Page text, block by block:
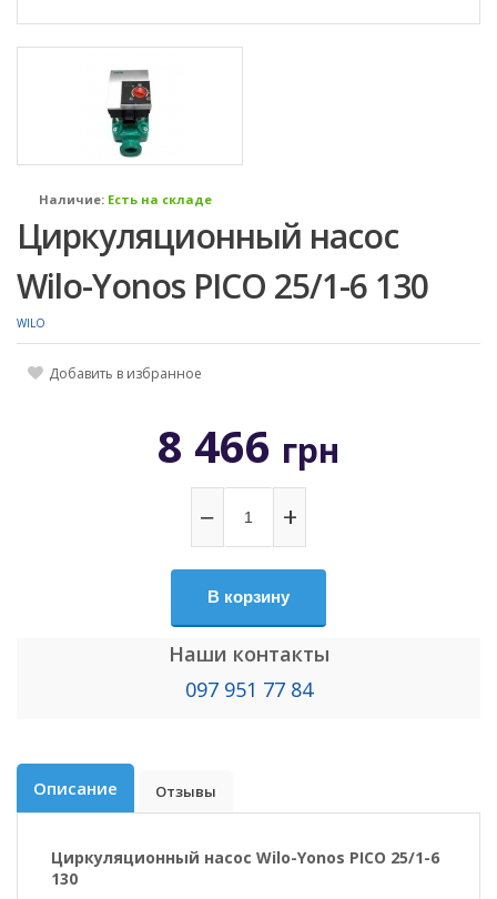
Наличие: Есть на складе
Циркуляционный насос
Wilo-Yonos PICO 25/1-6 130
WILO
Добавить в избранное
8 466 грн
− +
В корзину
Наши контакты
097 951 77 84
Описание Отзывы
Циркуляционный насос Wilo-Yonos PICO 25/1-6
130